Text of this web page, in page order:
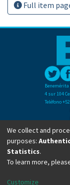
Full item
4 sur 104
Teléfono
Copyright
We collect and
purposes:
Statistics.
To learn more,
Customize